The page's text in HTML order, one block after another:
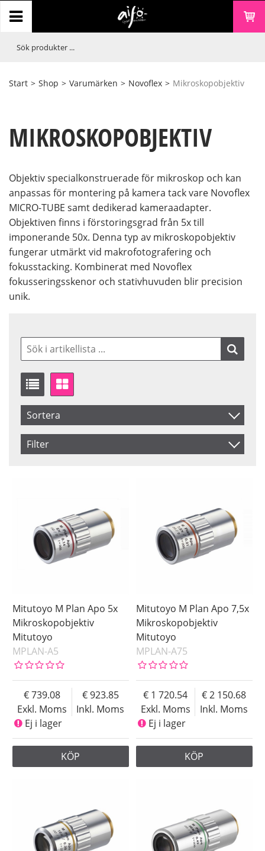
Start > Shop > Varumärken > Novoflex > Mikroskopobjektiv
MIKROSKOPOBJEKTIV
Objektiv specialkonstruerade för mikroskop och kan
anpassas för montering på kamera tack vare Novoflex
MICRO-TUBE samt dedikerad kameraadapter.
Objektiven finns i förstoringsgrad från 5x till
imponerande 50x. Denna typ av mikroskopobjektiv
fungerar utmärkt vid makrofotografering och
fokusstacking. Kombinerat med Novoflex
fokusseringsskenor och stativhuvuden blir precision
unik.
Sortera
Artikelkod
Filter
Mitutoyo M Plan Apo 5x
Mikroskopobjektiv
Mitutoyo
MPLAN-A5
Exkl. Moms
739.08
Inkl. Moms
923.85
Ej i lager
KÖP
Mitutoyo M Plan Apo 7,5x
Mikroskopobjektiv
Mitutoyo
MPLAN-A75
Exkl. Moms
1 720.54
Inkl. Moms
2 150.68
Ej i lager
KÖP